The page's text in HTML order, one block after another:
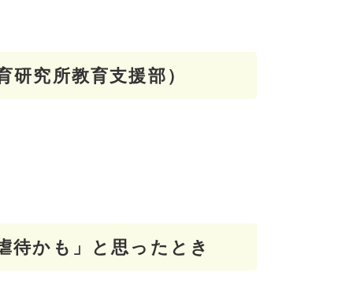
究所教育支援部）
待かも」と思ったとき